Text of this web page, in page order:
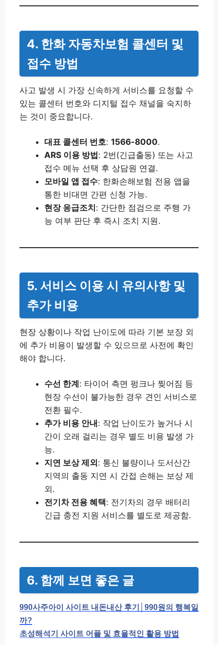
4. 한화 자동차보험 콜센터 및
접수 방법
사고 발생 시 가장 신속하게 서비스를 요청할 수
있는 콜센터 번호와 디지털 접수 채널을 숙지하
는 것이 중요합니다.
대표 콜센터 번호: 1566-8000.
ARS 이용 방법 : 2번(긴급출동) 또는 사고
접수 메뉴 선택 후 상담원 연결.
모바일 앱 접수: 한화손해보험 전용 앱을
통한 비대면 간편 신청 가능.
현장 응급조치 : 간단한 점검으로 주행 가
능 여부 판단 후 즉시 조치 지원.
5. 서비스 이용 시 유의사항 및
추가 비용
현장 상황이나 작업 난이도에 따라 기본 보장 외
에 추가 비용이 발생할 수 있으므로 사전에 확인
해야 합니다.
수선 한계 : 타이어 측면 펑크나 찢어짐 등
현장 수선이 불가능한 경우 견인 서비스로
전환 필수.
추가 비용 안내 : 작업 난이도가 높거나 시
간이 오래 걸리는 경우 별도 비용 발생 가
능.
지연 보상 제외 : 통신 불량이나 도서산간
지역의 출동 지연 시 간접 손해는 보상 제
외.
전기차 전용 혜택: 전기차의 경우 배터리
긴급 충전 지원 서비스를 별도로 제공함.
6. 함께 보면 좋은 글
990사주아이 사이트 내돈내산 후기│990원의 행복일
까?
초성해석기 사이트 어플 및 효율적인 활용 방법